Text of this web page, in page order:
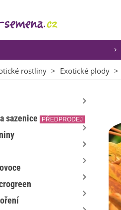
rostliny > Exotické plody >
sazenice
PŘEDPRODEJ